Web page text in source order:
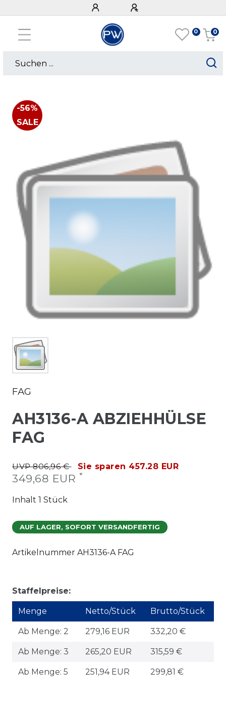
0 0
-56%
SALE
FAG
AH3136-A ABZIEHHÜLSE
FAG
UVP 806,96 € Sie sparen 457.28 EUR
349,68 EUR *
Inhalt 1 Stück
AUF LAGER, SOFORT VERSANDFERTIG
Artikelnummer AH3136-A FAG
Staffelpreise:
Menge Netto/Stück Brutto/Stück
Ab Menge: 2 279,16 EUR 332,20 €
Ab Menge: 3 265,20 EUR 315,59 €
Ab Menge: 5 251,94 EUR 299,81 €